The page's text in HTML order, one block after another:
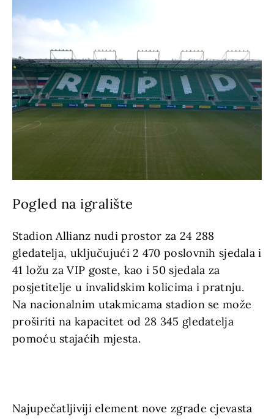
Pogled na igralište
Stadion Allianz nudi prostor za 24 288
gledatelja, uključujući 2 470 poslovnih sjedala i
41 ložu za VIP goste, kao i 50 sjedala za
posjetitelje u invalidskim kolicima i pratnju.
Na nacionalnim utakmicama stadion se može
proširiti na kapacitet od 28 345 gledatelja
pomoću stajaćih mjesta.
Najupečatljiviji element nove zgrade cjevasta